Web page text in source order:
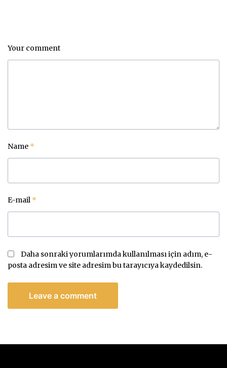
Your comment
Name *
E-mail *
Daha sonraki yorumlarımda kullanılması için adım, e-
posta adresim ve site adresim bu tarayıcıya kaydedilsin.